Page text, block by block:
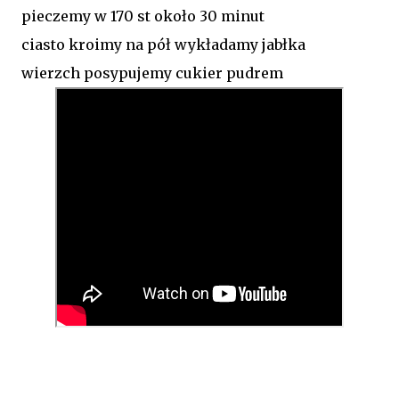
pieczemy w 170 st około 30 minut
ciasto kroimy na pół wykładamy jabłka
wierzch posypujemy cukier pudrem